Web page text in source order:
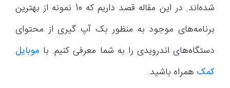
شده‌اند. در این مقاله قصد داریم که 10 نمونه از بهترین
برنامه‌های موجود به منظور بک آپ گیری از محتوای
دستگاه‌های اندرویدی را به شما معرفی کنیم. با موبایل
کمک همراه باشید.